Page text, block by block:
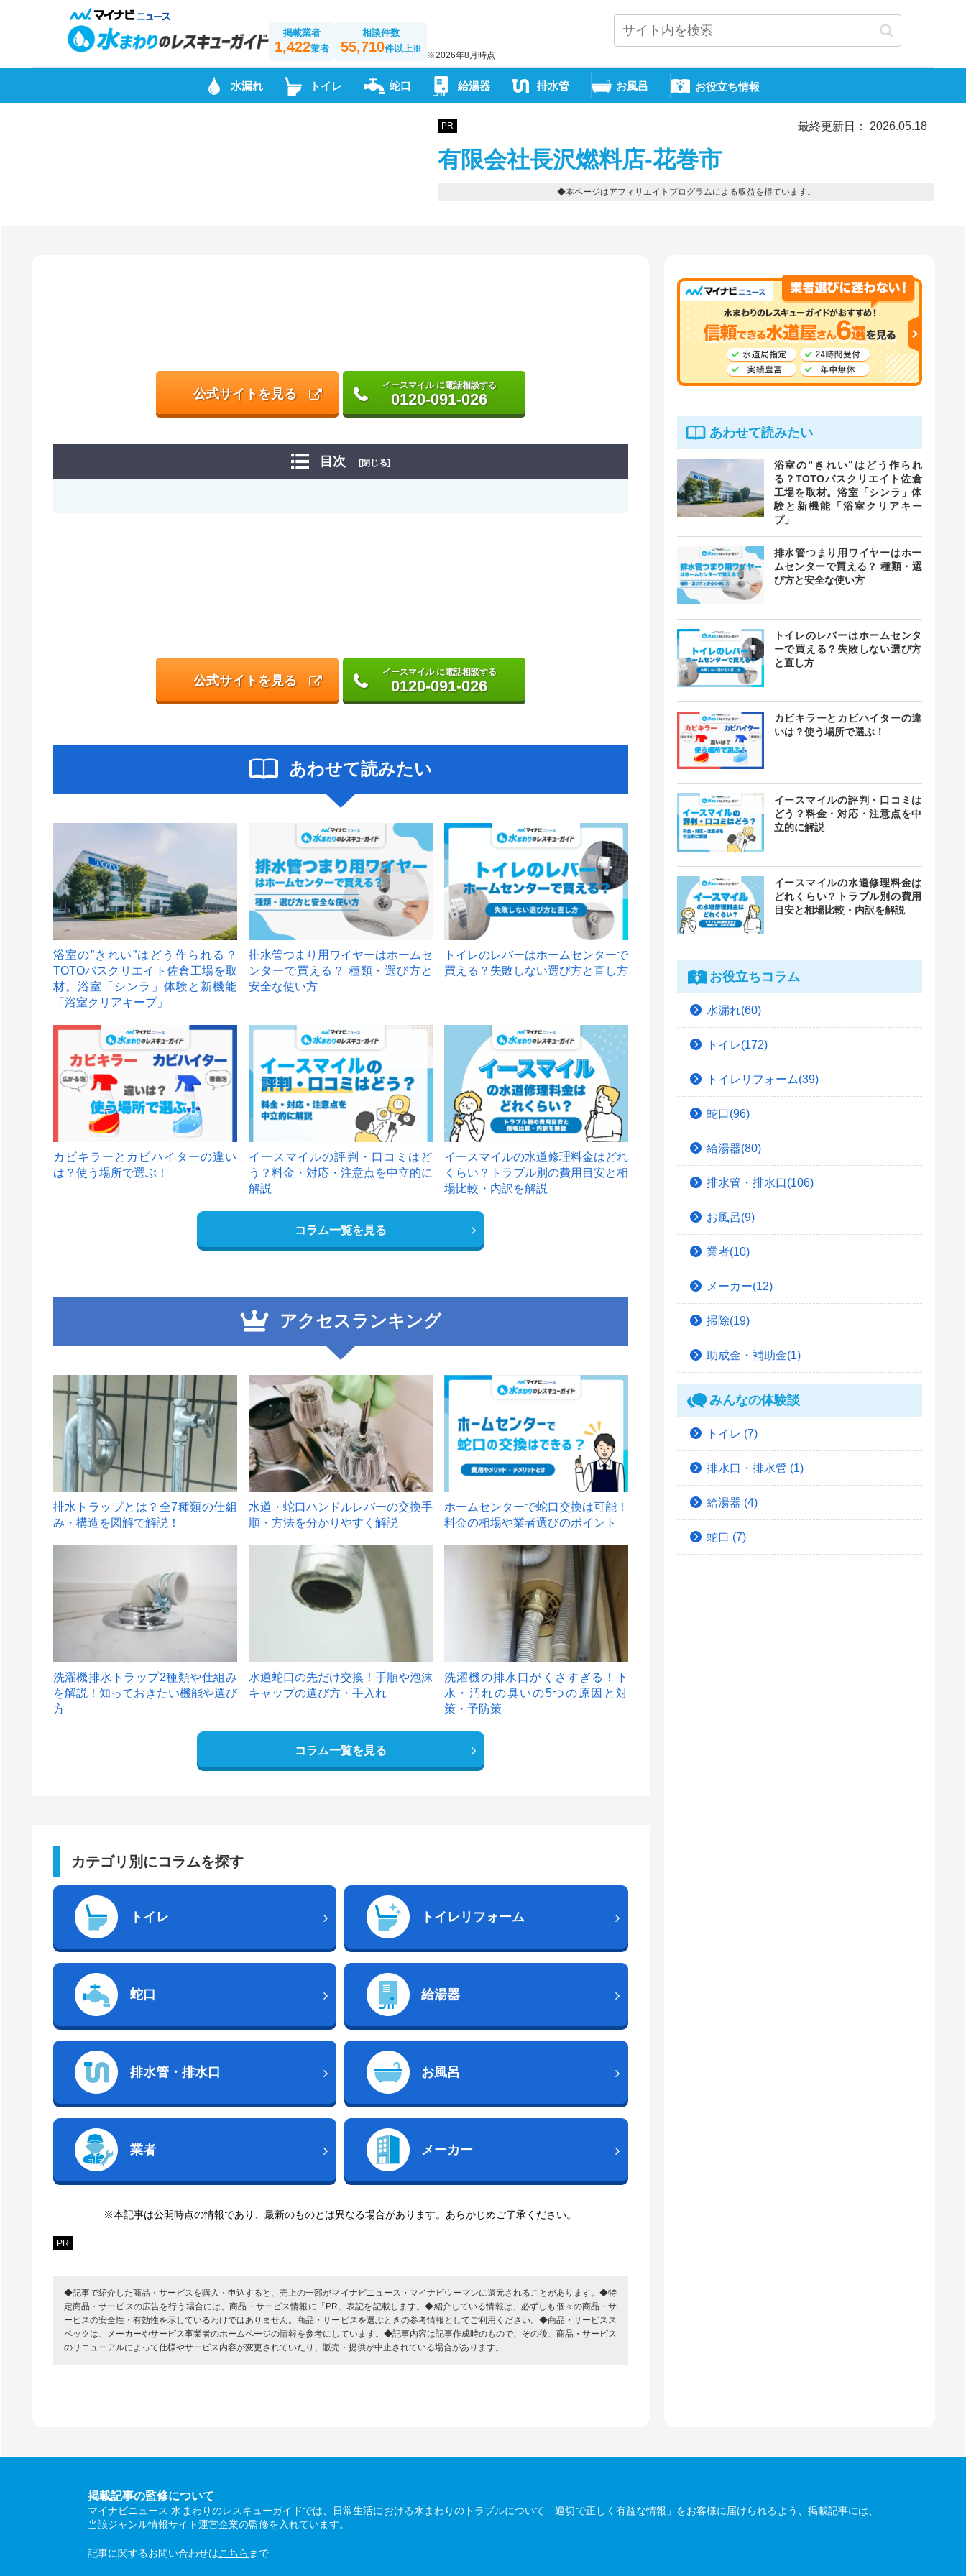
掲載業者
1,422業者
相談件数
55,710件以上※
※2026年8月時点
水漏れ トイレ 蛇口 給湯器 排水管 お風呂 お役立ち情報
PR 最終更新日： 2026.05.18
有限会社長沢燃料店-花巻市
◆本ページはアフィリエイトプログラムによる収益を得ています。
公式サイトを見る
イースマイル に電話相談する
0120-091-026
目次 [閉じる]
公式サイトを見る
イースマイル に電話相談する
0120-091-026
あわせて読みたい
浴室の”きれい”はどう作られる？
TOTOバスクリエイト佐倉工場を取
材。浴室「シンラ」体験と新機能
「浴室クリアキープ」
排水管つまり用ワイヤーはホームセ
ンターで買える？ 種類・選び方と
安全な使い方
トイレのレバーはホームセンターで
買える？失敗しない選び方と直し方
カビキラーとカビハイターの違い
は？使う場所で選ぶ！
イースマイルの評判・口コミはど
う？料金・対応・注意点を中立的に
解説
イースマイルの水道修理料金はどれ
くらい？トラブル別の費用目安と相
場比較・内訳を解説
コラム一覧を見る
アクセスランキング
1
排水トラップとは？全7種類の仕組
み・構造を図解で解説！
2
水道・蛇口ハンドルレバーの交換手
順・方法を分かりやすく解説
ホームセンターで蛇口交換は可能！
料金の相場や業者選びのポイント
洗濯機排水トラップ2種類や仕組み
を解説！知っておきたい機能や選び
方
水道蛇口の先だけ交換！手順や泡沫
キャップの選び方・手入れ
洗濯機の排水口がくさすぎる！下
水・汚れの臭いの5つの原因と対
策・予防策
コラム一覧を見る
カテゴリ別にコラムを探す
トイレ トイレリフォーム
蛇口 給湯器
排水管・排水口 お風呂
業者 メーカー
※本記事は公開時点の情報であり、最新のものとは異なる場合があります。あらかじめご了承ください。
PR
◆記事で紹介した商品・サービスを購入・申込すると、売上の一部がマイナビニュース・マイナビウーマンに還元されることがあります。◆特
定商品・サービスの広告を行う場合には、商品・サービス情報に「PR」表記を記載します。◆紹介している情報は、必ずしも個々の商品・サ
ービスの安全性・有効性を示しているわけではありません。商品・サービスを選ぶときの参考情報としてご利用ください。◆商品・サービスス
ペックは、メーカーやサービス事業者のホームページの情報を参考にしています。◆記事内容は記事作成時のもので、その後、商品・サービス
のリニューアルによって仕様やサービス内容が変更されていたり、販売・提供が中止されている場合があります。
あわせて読みたい
浴室の”きれい”はどう作られ
る？TOTOバスクリエイト佐倉
工場を取材。浴室「シンラ」体
験と新機能「浴室クリアキー
プ」
排水管つまり用ワイヤーはホー
ムセンターで買える？ 種類・選
び方と安全な使い方
トイレのレバーはホームセンタ
ーで買える？失敗しない選び方
と直し方
カビキラーとカビハイターの違
いは？使う場所で選ぶ！
イースマイルの評判・口コミは
どう？料金・対応・注意点を中
立的に解説
イースマイルの水道修理料金は
どれくらい？トラブル別の費用
目安と相場比較・内訳を解説
お役立ちコラム
水漏れ(60)
トイレ(172)
トイレリフォーム(39)
蛇口(96)
給湯器(80)
排水管・排水口(106)
お風呂(9)
業者(10)
メーカー(12)
掃除(19)
助成金・補助金(1)
みんなの体験談
トイレ (7)
排水口・排水管 (1)
給湯器 (4)
蛇口 (7)
掲載記事の監修について
マイナビニュース 水まわりのレスキューガイドでは、日常生活における水まわりのトラブルについて「適切で正しく有益な情報」をお客様に届けられるよう、掲載記事には、
当該ジャンル情報サイト運営企業の監修を入れています。
記事に関するお問い合わせはこちら まで